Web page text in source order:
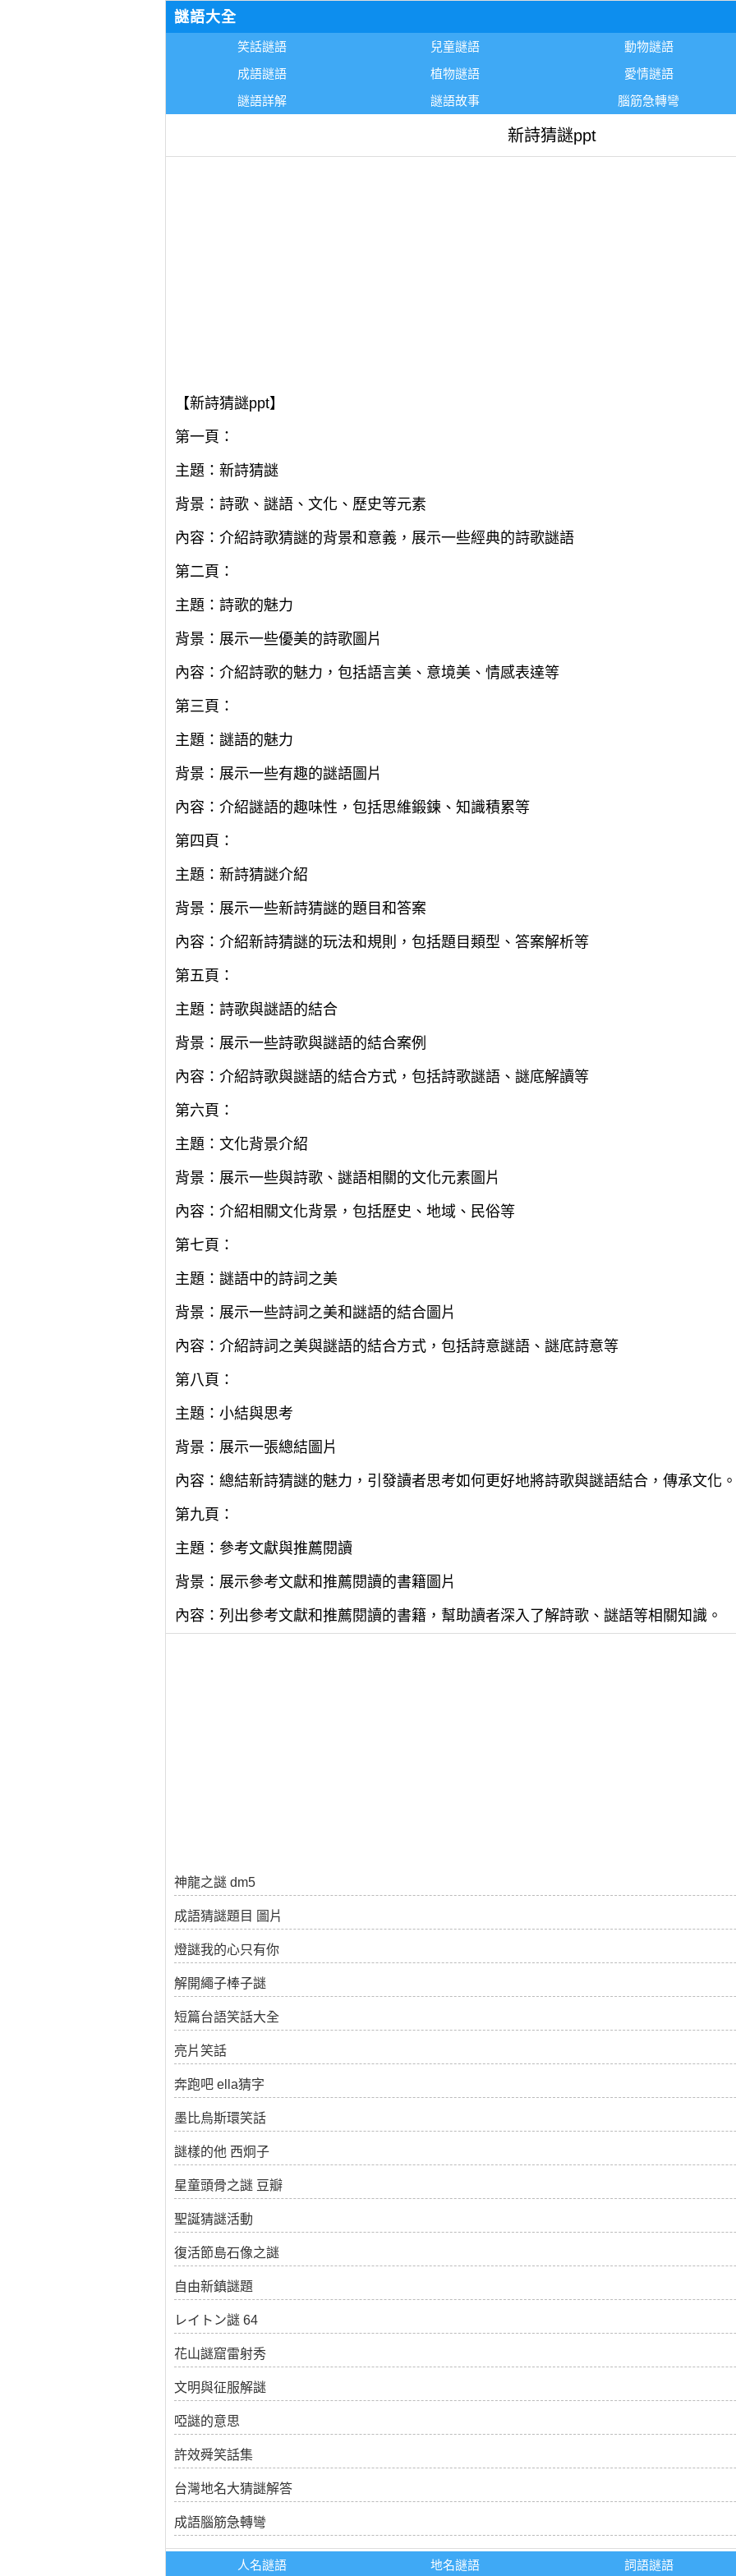
謎語大全
笑話謎語 兒童謎語
動物謎語
成語謎語
植物謎語
愛情謎語
謎語詳解
謎語故事 腦筋急轉彎
新詩猜謎ppt
【新詩猜謎ppt】
第一頁：
主題：新詩猜謎
背景：詩歌、謎語、文化、歷史等元素
內容：介紹詩歌猜謎的背景和意義，展示一些經典的詩歌謎語
第二頁：
主題：詩歌的魅力
背景：展示一些優美的詩歌圖片
內容：介紹詩歌的魅力，包括語言美、意境美、情感表達等
第三頁：
主題：謎語的魅力
背景：展示一些有趣的謎語圖片
內容：介紹謎語的趣味性，包括思維鍛鍊、知識積累等
第四頁：
主題：新詩猜謎介紹
背景：展示一些新詩猜謎的題目和答案
內容：介紹新詩猜謎的玩法和規則，包括題目類型、答案解析等
第五頁：
主題：詩歌與謎語的結合
背景：展示一些詩歌與謎語的結合案例
內容：介紹詩歌與謎語的結合方式，包括詩歌謎語、謎底解讀等
第六頁：
主題：文化背景介紹
背景：展示一些與詩歌、謎語相關的文化元素圖片
內容：介紹相關文化背景，包括歷史、地域、民俗等
第七頁：
主題：謎語中的詩詞之美
背景：展示一些詩詞之美和謎語的結合圖片
內容：介紹詩詞之美與謎語的結合方式，包括詩意謎語、謎底詩意等
第八頁：
主題：小結與思考
背景：展示一張總結圖片
內容：總結新詩猜謎的魅力，引發讀者思考如何更好地將詩歌與謎語結合，傳承文化。
第九頁：
主題：參考文獻與推薦閱讀
背景：展示參考文獻和推薦閱讀的書籍圖片
內容：列出參考文獻和推薦閱讀的書籍，幫助讀者深入了解詩歌、謎語等相關知識。
神龍之謎 dm5
成語猜謎題目 圖片
燈謎我的心只有你
解開繩子棒子謎
短篇台語笑話大全
亮片笑話
奔跑吧 ella猜字
墨比烏斯環笑話
謎樣的他 西炯子
星童頭骨之謎 豆瓣
聖誕猜謎活動
復活節島石像之謎
自由新鎮謎題
レイトン謎 64
花山謎窟雷射秀
文明與征服解謎
啞謎的意思
許效舜笑話集
台灣地名大猜謎解答
成語腦筋急轉彎
人名謎語 地名謎語 詞語謎語